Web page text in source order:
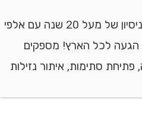
אינסטלטור יצאת צדיק בעל ניסיון של מעל 20 שנה עם אלפי
20 דקות הגעה לכל הארץ! מספקים
סתימות, איתור נזילות